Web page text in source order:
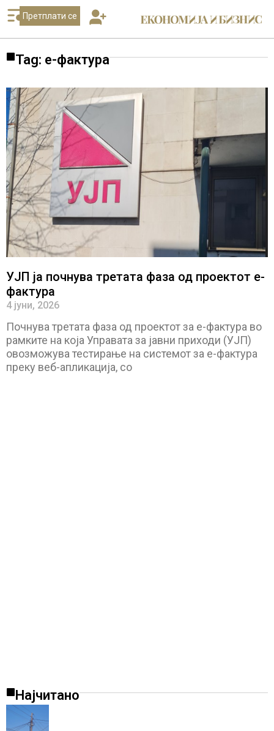
Претплати се
Tag: е-фактура
УЈП ја почнува третата фаза од проектот е-
фактура
4 јуни, 2026
Почнува третата фаза од проектот за е-фактура во
рамките на која Управата за јавни приходи (УЈП)
овозможува тестирање на системот за е-фактура
преку веб-апликација, со
Најчитано